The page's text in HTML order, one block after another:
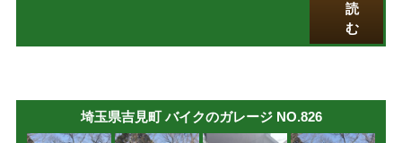
読
む
埼玉県吉見町 バイクのガレージ NO.826